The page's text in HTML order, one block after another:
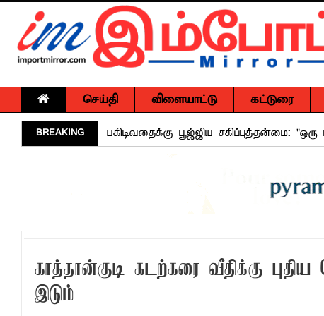
செய்தி விளையாட்டு கட்டுரை
BREAKING
கல்முனை - பாண்டிருப்பில் வீதி விபத்து
NGO சட்டமூலத்திற்கு எதிராக
அக்கரைப்பற்று பொலிஸ் பிரிவில்
தென்கிழக்குப் பல்கலைக்கழகத்தில் புவித்
காலத்தின் தேவை – பீடாதிபதி பேராசிரியர்
தீகவாபியில் பயிர்ச்செய்கைகள் நாசம்-
காத்தான்குடி கடற்கரை வீதிக்கு
இடும்